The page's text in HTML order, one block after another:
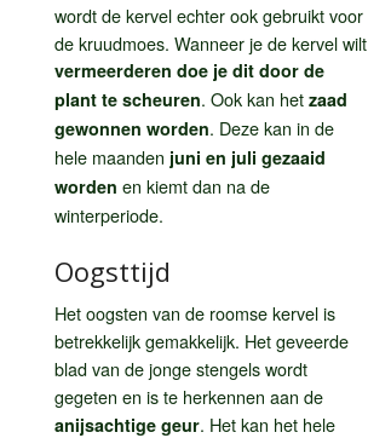
wordt de kervel echter ook gebruikt voor
de kruudmoes. Wanneer je de kervel wilt
vermeerderen doe je dit door de
plant te scheuren. Ook kan het zaad
gewonnen worden. Deze kan in de
hele maanden juni en juli gezaaid
worden en kiemt dan na de
winterperiode.
Oogsttijd
Het oogsten van de roomse kervel is
betrekkelijk gemakkelijk. Het geveerde
blad van de jonge stengels wordt
gegeten en is te herkennen aan de
anijsachtige geur. Het kan het hele